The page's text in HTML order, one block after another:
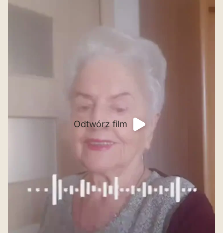
Odtwórz film